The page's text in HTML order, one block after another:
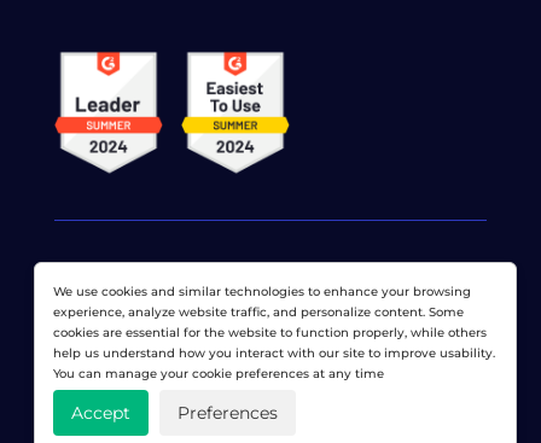
© 2026 网络显示器公司 版权所有。 LoadView 是 Dotcom-
Monitor公司
隐私政策|服务条款|许可专利|网站地图
We use cookies and similar technologies to enhance your browsing
experience, analyze website traffic, and personalize content. Some
cookies are essential for the website to function properly, while others
help us understand how you interact with our site to improve usability.
You can manage your cookie preferences at any time
Accept Preferences